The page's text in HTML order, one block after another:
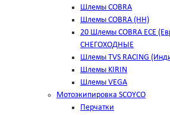
Шлемы COBRA
Шлемы COBRA (HH)
20 Шлемы COBRA ECE
СНЕГОХОДНЫЕ
Шлемы TVS RACING
Шлемы KIRIN
Шлемы VEGA
Мотоэкипировка SCOYCO
Перчатки